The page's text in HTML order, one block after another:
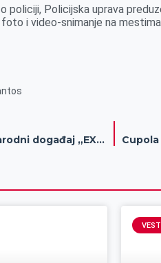
p policiji, Policijska uprava
i video-snimanje na
Prijave za učešće na međunarodni događaj „EXPO 2027“